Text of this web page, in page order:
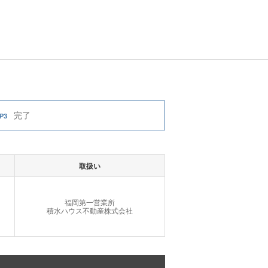
完了
取扱い
福岡第一営業所
積水ハウス不動産株式会社